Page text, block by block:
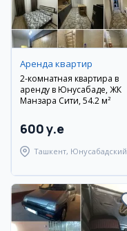
Аренда квартир
2-комнатная квартира в
аренду в Юнусабаде, ЖК
Манзара Сити, 54.2 м²
600 y.e
Ташкент, Юнусабадский